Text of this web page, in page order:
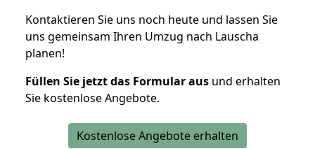
Kontaktieren Sie uns noch heute und lassen Sie
uns gemeinsam Ihren Umzug nach Lauscha
planen!
Füllen Sie jetzt das Formular aus und erhalten
Sie kostenlose Angebote.
Kostenlose Angebote erhalten